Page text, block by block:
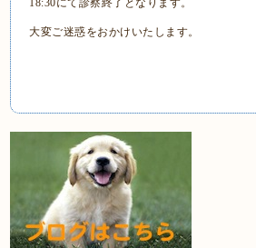
大変ご迷惑をおかけいたします。